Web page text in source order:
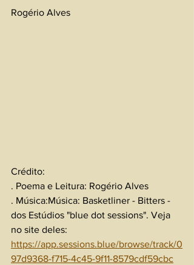
Rogério Alves
Crédito:
. Poema e Leitura: Rogério Alves
. Música:Música: Basketliner - Bitters -
dos Estúdios "blue dot sessions". Veja
no site deles:
https://app.sessions.blue/browse/track/0
97d9368-f715-4c45-9f11-8579cdf59cbc